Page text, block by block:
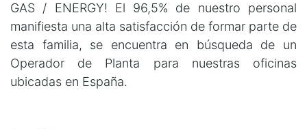
GAS / ENERGY! El 96,5% de nuestro personal
manifiesta una alta satisfacción de formar parte de
esta familia, se encuentra en búsqueda de un
Operador de Planta para nuestras oficinas
ubicadas en España.